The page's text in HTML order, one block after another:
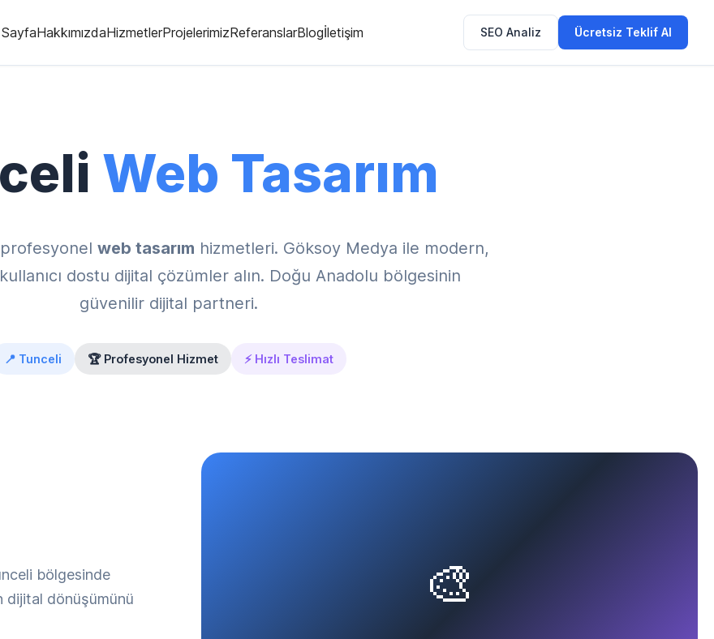
HakkımızdaHizmetlerProjelerimizReferanslarBlogİletişim SEO Analiz Ücretsiz Teklif Al
Web Tasarım
web tasarım hizmetleri. Göksoy Medya ile modern,
dostu dijital çözümler alın. Doğu Anadolu bölgesinin
güvenilir dijital partneri.
📍 Tunceli 🏆 Profesyonel Hizmet ⚡ Hızlı Teslimat
bölgesinde
dijital dönüşümünü
🎨